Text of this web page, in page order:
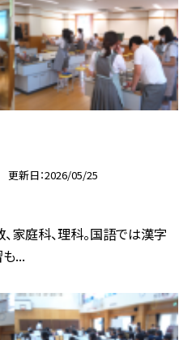
更新日 2026/05/25
家庭科、理科。国語では漢字
...